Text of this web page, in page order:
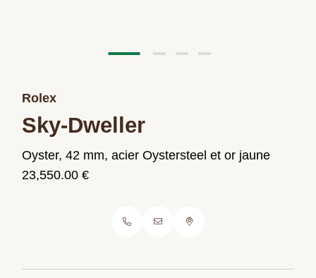
Rolex
Sky-Dweller
Oyster, 42 mm, acier Oystersteel et or jaune
23,550.00 €